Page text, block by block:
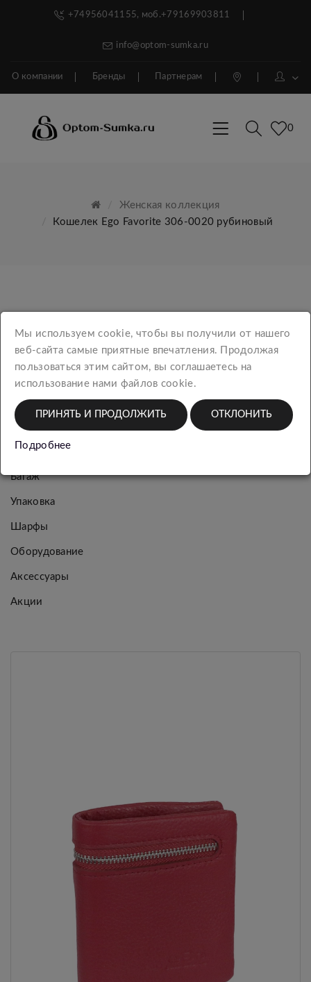
+74956041155, моб.+79169903811
info@optom-sumka.ru
О компании Бренды Партнерам
0
Женская коллекция
Кошелек Ego Favorite 306-0020 рубиновый
Новинки
коллекция
Мужская
коллекция
Багаж
Упаковка
Шарфы
Оборудование
Аксессуары
Акции
Мы используем cookie, чтобы вы получили от нашего
веб-сайта самые приятные впечатления. Продолжая
пользоваться этим сайтом, вы соглашаетесь на
использование нами файлов cookie.
ПРИНЯТЬ И ПРОДОЛЖИТЬ ОТКЛОНИТЬ
Подробнее